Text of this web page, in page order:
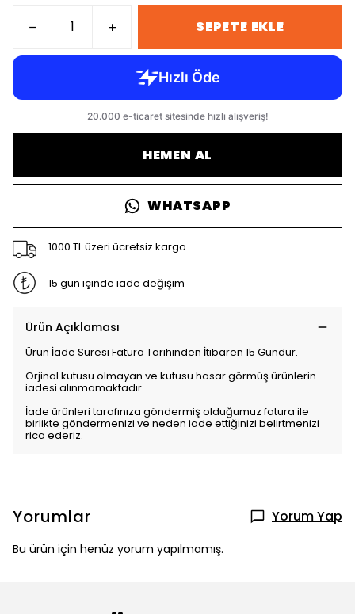
SEPETE EKLE
HEMEN AL
WHATSAPP
1000 TL üzeri ücretsiz kargo
15 gün içinde iade değişim
Ürün Açıklaması
Ürün İade Süresi Fatura Tarihinden İtibaren 15 Gündür.
Orjinal kutusu olmayan ve kutusu hasar görmüş ürünlerin
iadesi alınmamaktadır.
İade ürünleri tarafınıza göndermiş olduğumuz fatura ile
birlikte göndermenizi ve neden iade ettiğinizi belirtmenizi
rica ederiz.
Yorumlar Yorum Yap
Bu ürün için henüz yorum yapılmamış.